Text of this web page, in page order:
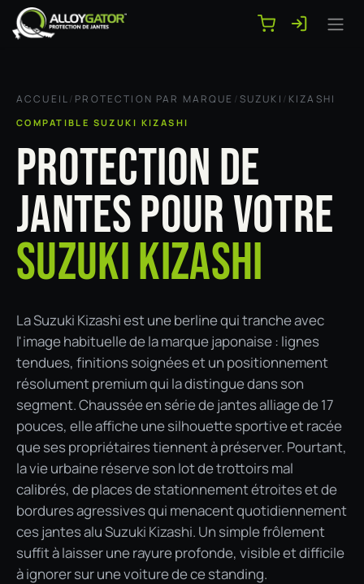
Se rendre au contenu
ACCUEIL/ PROTECTION PAR MARQUE /SUZUKI / KIZASHI
COMPATIBLE SUZUKI KIZASHI
PROTECTION DE
JANTES POUR VOTRE
SUZUKI KIZASHI
La Suzuki Kizashi est une berline qui tranche avec
l'image habituelle de la marque japonaise : lignes
tendues, finitions soignées et un positionnement
résolument premium qui la distingue dans son
segment. Chaussée en série de jantes alliage de 17
pouces, elle affiche une silhouette sportive et racée
que ses propriétaires tiennent à préserver. Pourtant,
la vie urbaine réserve son lot de trottoirs mal
calibrés, de places de stationnement étroites et de
bordures agressives qui menacent quotidiennement
ces jantes alu Suzuki Kizashi. Un simple frôlement
suffit à laisser une rayure profonde, visible et difficile
à ignorer sur une voiture de ce standing.